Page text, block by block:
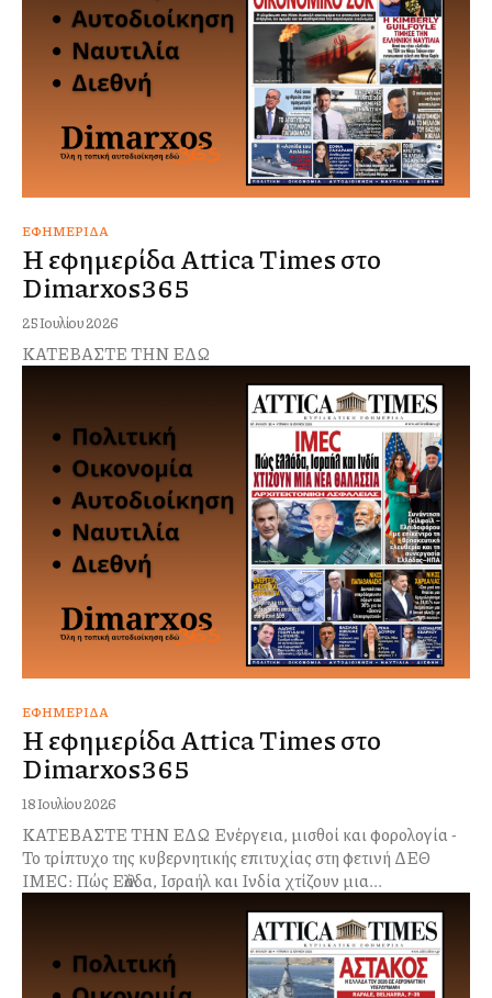
ΕΦΗΜΕΡΊΔΑ
Η εφημερίδα Attica Times στο
Dimarxos365
25 Ιουλίου 2026
ΚΑΤΕΒΑΣΤΕ ΤΗΝ ΕΔΩ
ΕΦΗΜΕΡΊΔΑ
Η εφημερίδα Attica Times στο
Dimarxos365
18 Ιουλίου 2026
ΚΑΤΕΒΑΣΤΕ ΤΗΝ ΕΔΩ Ενέργεια, μισθοί και φορολογία -
Το τρίπτυχο της κυβερνητικής επιτυχίας στη φετινή ΔΕΘ
IMEC: Πώς Ελλάδα, Ισραήλ και Ινδία χτίζουν μια...